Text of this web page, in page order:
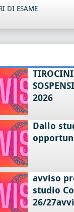
DI ESAME
2026
Dallo
avviso
studio
26/